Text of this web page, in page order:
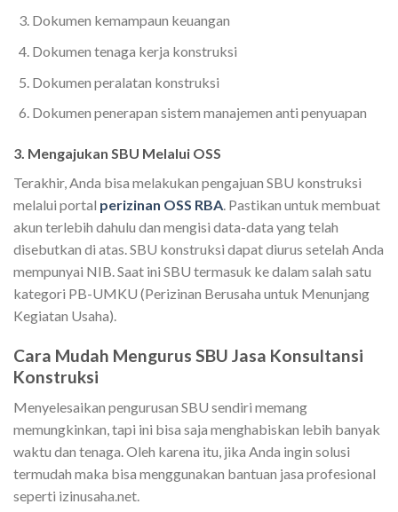
Dokumen kemampaun keuangan
Dokumen tenaga kerja konstruksi
Dokumen peralatan konstruksi
Dokumen penerapan sistem manajemen anti penyuapan
3. Mengajukan SBU Melalui OSS
Terakhir, Anda bisa melakukan pengajuan SBU konstruksi
melalui portal perizinan OSS RBA. Pastikan untuk membuat
akun terlebih dahulu dan mengisi data-data yang telah
disebutkan di atas. SBU konstruksi dapat diurus setelah Anda
mempunyai NIB. Saat ini SBU termasuk ke dalam salah satu
kategori PB-UMKU (Perizinan Berusaha untuk Menunjang
Kegiatan Usaha).
Cara Mudah Mengurus SBU Jasa Konsultansi
Konstruksi
Menyelesaikan pengurusan SBU sendiri memang
memungkinkan, tapi ini bisa saja menghabiskan lebih banyak
waktu dan tenaga. Oleh karena itu, jika Anda ingin solusi
termudah maka bisa menggunakan bantuan jasa profesional
seperti izinusaha.net.